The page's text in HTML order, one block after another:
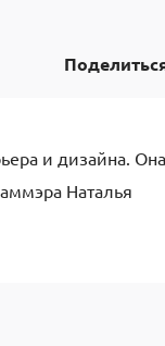
и дизайна. Она
Наталья